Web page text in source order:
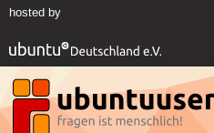
hosted by